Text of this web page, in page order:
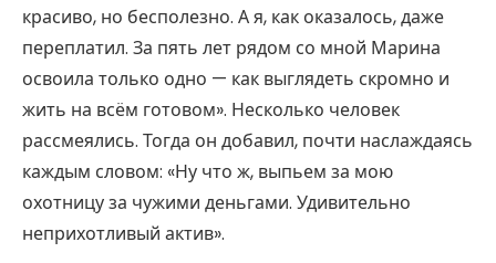
красиво, но бесполезно. А я, как оказалось, даже
переплатил. За пять лет рядом со мной Марина
освоила только одно — как выглядеть скромно и
жить на всём готовом». Несколько человек
рассмеялись. Тогда он добавил, почти наслаждаясь
каждым словом: «Ну что ж, выпьем за мою
охотницу за чужими деньгами. Удивительно
неприхотливый актив».